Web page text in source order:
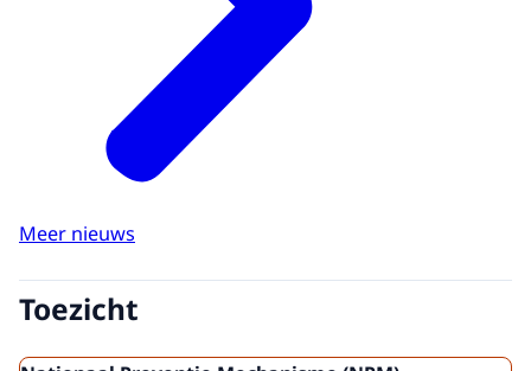
Meer nieuws
Toezicht